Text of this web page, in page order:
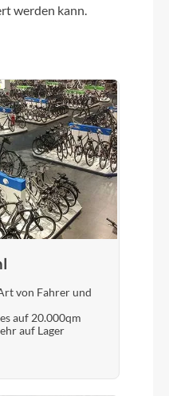
46-32T w/ CG
11 / 11-45
15 640mm
werden kann.
von Fahrer und
auf 20.000qm
auf Lager